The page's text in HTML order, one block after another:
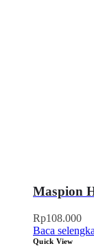
Maspion
Rp108.000
Baca
Quick View